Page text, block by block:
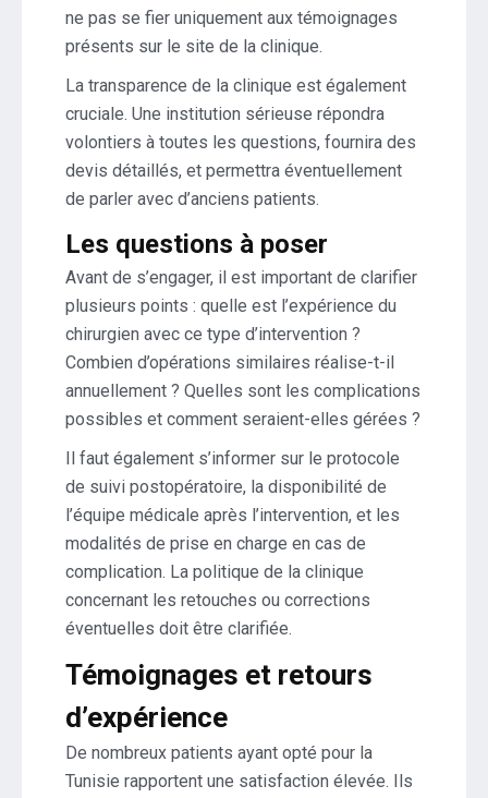
ne pas se fier uniquement aux témoignages
présents sur le site de la clinique.
La transparence de la clinique est également
cruciale. Une institution sérieuse répondra
volontiers à toutes les questions, fournira des
devis détaillés, et permettra éventuellement
de parler avec d’anciens patients.
Les questions à poser
Avant de s’engager, il est important de clarifier
plusieurs points : quelle est l’expérience du
chirurgien avec ce type d’intervention ?
Combien d’opérations similaires réalise-t-il
annuellement ? Quelles sont les complications
possibles et comment seraient-elles gérées ?
Il faut également s’informer sur le protocole
de suivi postopératoire, la disponibilité de
l’équipe médicale après l’intervention, et les
modalités de prise en charge en cas de
complication. La politique de la clinique
concernant les retouches ou corrections
éventuelles doit être clarifiée.
Témoignages et retours
d’expérience
De nombreux patients ayant opté pour la
Tunisie rapportent une satisfaction élevée. Ils